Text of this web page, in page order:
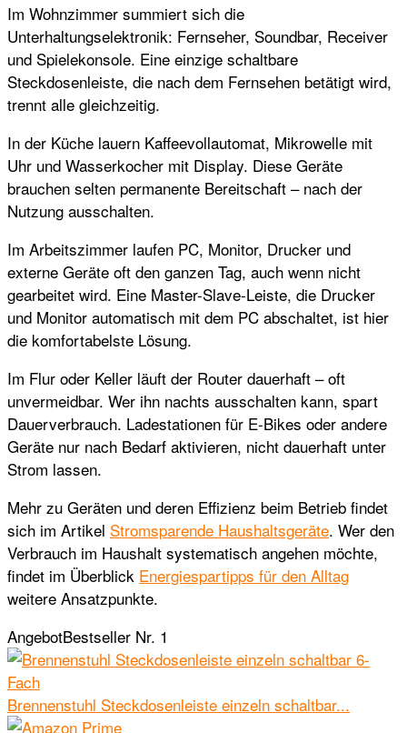
Im Wohnzimmer summiert sich die
Unterhaltungselektronik: Fernseher, Soundbar, Receiver
und Spielekonsole. Eine einzige schaltbare
Steckdosenleiste, die nach dem Fernsehen betätigt wird,
trennt alle gleichzeitig.
In der Küche lauern Kaffeevollautomat, Mikrowelle mit
Uhr und Wasserkocher mit Display. Diese Geräte
brauchen selten permanente Bereitschaft – nach der
Nutzung ausschalten.
Im Arbeitszimmer laufen PC, Monitor, Drucker und
externe Geräte oft den ganzen Tag, auch wenn nicht
gearbeitet wird. Eine Master-Slave-Leiste, die Drucker
und Monitor automatisch mit dem PC abschaltet, ist hier
die komfortabelste Lösung.
Im Flur oder Keller läuft der Router dauerhaft – oft
unvermeidbar. Wer ihn nachts ausschalten kann, spart
Dauerverbrauch. Ladestationen für E-Bikes oder andere
Geräte nur nach Bedarf aktivieren, nicht dauerhaft unter
Strom lassen.
Mehr zu Geräten und deren Effizienz beim Betrieb findet
sich im Artikel Stromsparende Haushaltsgeräte. Wer den
Verbrauch im Haushalt systematisch angehen möchte,
findet im Überblick Energiespartipps für den Alltag
weitere Ansatzpunkte.
AngebotBestseller Nr. 1
Brennenstuhl Steckdosenleiste einzeln schaltbar...